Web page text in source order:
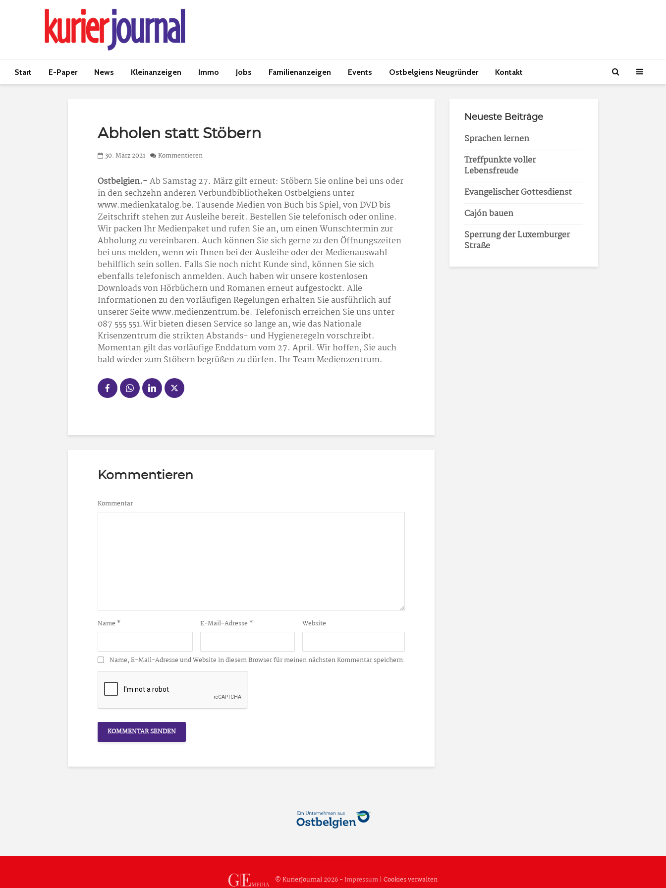
Start E-Paper News Kleinanzeigen Immo Jobs Familienanzeigen Events Ostbelgiens Neugründer Kontakt
Abholen statt Stöbern
30. März 2021 Kommentieren
Ostbelgien.-Ab Samstag 27. März gilt erneut: Stöbern Sie online bei uns oder
in den sechzehn anderen Verbundbibliotheken Ostbelgiens unter
www.medienkatalog.be. Tausende Medien von Buch bis Spiel, von DVD bis
Zeitschrift stehen zur Ausleihe bereit. Bestellen Sie telefonisch oder online.
Wir packen Ihr Medienpaket und rufen Sie an, um einen Wunschtermin zur
Abholung zu vereinbaren. Auch können Sie sich gerne zu den Öffnungszeiten
bei uns melden, wenn wir Ihnen bei der Ausleihe oder der Medienauswahl
behilflich sein sollen. Falls Sie noch nicht Kunde sind, können Sie sich
ebenfalls telefonisch anmelden. Auch haben wir unsere kostenlosen
Downloads von Hörbüchern und Romanen erneut aufgestockt. Alle
Informationen zu den vorläufigen Regelungen erhalten Sie ausführlich auf
unserer Seite www.medienzentrum.be. Telefonisch erreichen Sie uns unter
087 555 551.Wir bieten diesen Service so lange an, wie das Nationale
Krisenzentrum die strikten Abstands- und Hygieneregeln vorschreibt.
Momentan gilt das vorläufige Enddatum vom 27. April. Wir hoffen, Sie auch
bald wieder zum Stöbern begrüßen zu dürfen. Ihr Team Medienzentrum.
Kommentieren
Kommentar
Name * E-Mail-Adresse * Website
Name, E-Mail-Adresse und Website in diesem Browser für meinen nächsten Kommentar speichern.
Neueste Beiträge
Sprachen lernen
Treffpunkte voller
Lebensfreude
Evangelischer Gottesdienst
Cajón bauen
Sperrung der Luxemburger
Straße
© KurierJournal 2026 -Impressum |Cookies verwalten